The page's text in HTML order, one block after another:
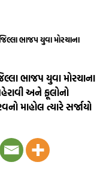
ભાજપ યુવા મોરચાના
ભાજપ યુવા મોરચાના
પહેરાવી અને ફૂલોનો
માહોલ ત્યારે સર્જાયો